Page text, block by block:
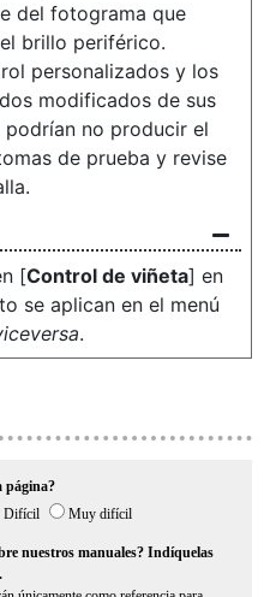
del fotograma que
brillo periférico.
personalizados y los
modificados de sus
no producir el
de prueba y revise
[Control de viñeta] en
se aplican en el menú
.